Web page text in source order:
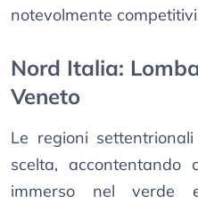
notevolmente
Nord Italia:
Veneto
Le regioni
scelta, accontentando
immerso nel